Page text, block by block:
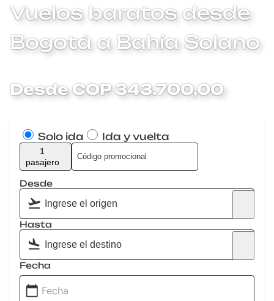
Vuelos baratos desde
Bogotá a Bahía Solano
Desde COP 343.700,00
Solo ida Ida y vuelta
1
pasajero
Desde
Hasta
Fecha